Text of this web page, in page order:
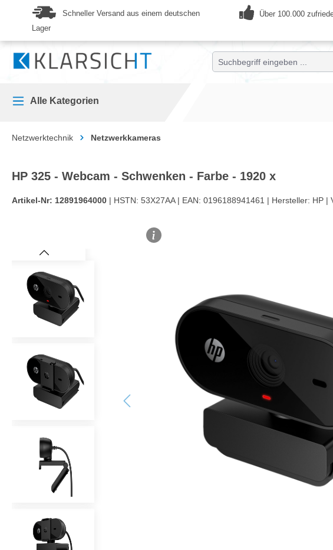
Zur Hauptnavigation springen
Schneller Versand aus einem deutschen
Lager
Über 100.000
Alle Kategorien
Netzwerktechnik Netzwerkkameras
HP 325 - Webcam - Schwenken - Farbe - 1920 x
Artikel-Nr: 12891964000 | HSTN: 53X27AA | EAN: 0196188941461 | Hersteller: HP |
Bildergalerie überspringen